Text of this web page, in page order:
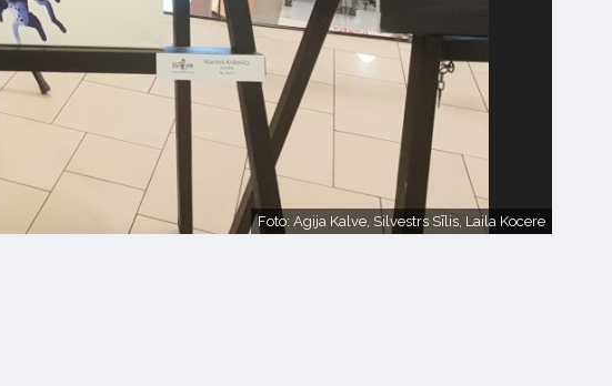
Foto: Agija Kalve, Silvestrs Sīlis, Laila Kocere